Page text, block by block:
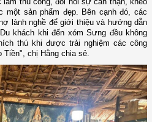
một sản phẩm đẹp. Bên cạnh đó, các
lành nghề để giới thiệu và hướng dẫn
khách khi đến xóm Sưng đều không
thú khi được trải nghiệm các công
Tiền", chị Hằng chia sẻ.